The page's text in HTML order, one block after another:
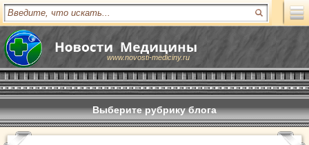
www.novosti-mediciny.ru
Выберите рубрику блога